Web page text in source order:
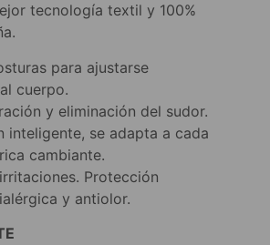
tecnología textil y 100%
para ajustarse
cuerpo.
y eliminación del sudor.
inteligente, se adapta a cada
cambiante.
Protección
y antiolor.